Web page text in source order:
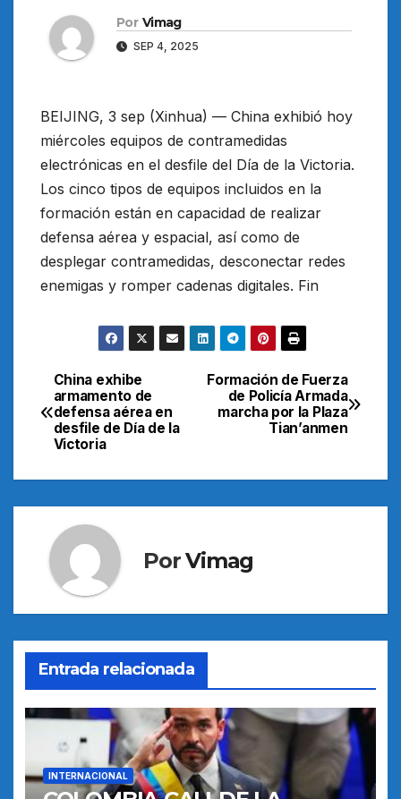
Por Vimag
SEP 4, 2025
BEIJING, 3 sep (Xinhua) — China exhibió hoy
miércoles equipos de contramedidas
electrónicas en el desfile del Día de la Victoria.
Los cinco tipos de equipos incluidos en la
formación están en capacidad de realizar
defensa aérea y espacial, así como de
desplegar contramedidas, desconectar redes
enemigas y romper cadenas digitales. Fin
Navegación
de
Formación de Fuerza
de Policía Armada
marcha por la Plaza
Tian’anmen
China exhibe
armamento de
defensa aérea en
desfile de Día de la
Victoria
PorVimag
Entrada relacionada
INTERNACIONAL